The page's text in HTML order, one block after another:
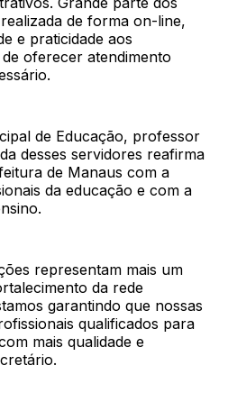
de forma on-line,
e praticidade aos
oferecer atendimento
de Educação, professor
desses servidores reafirma
de Manaus com a
da educação e com a
representam mais um
da rede
garantindo que nossas
qualificados para
mais qualidade e